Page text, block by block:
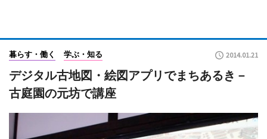
暮らす・働く 学ぶ・知る 2014.01.21
デジタル古地図・絵図アプリでまちあるき－
古庭園の元坊で講座